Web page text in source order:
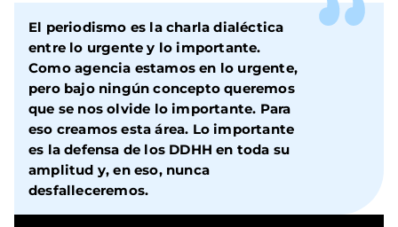
El periodismo es la charla dialéctica
entre lo urgente y lo importante.
Como agencia estamos en lo urgente,
pero bajo ningún concepto queremos
que se nos olvide lo importante. Para
eso creamos esta área. Lo importante
es la defensa de los DDHH en toda su
amplitud y, en eso, nunca
desfalleceremos.